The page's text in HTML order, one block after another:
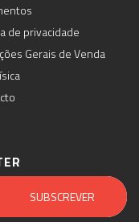
de privacidade
Gerais de Venda
SUBSCREVER
Marketing by E-goi